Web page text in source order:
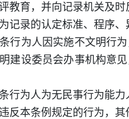
教育，并向记录机关及时
录的认定标准、程序、
为人因实施不文明行为
建设委员会办事机构意
为人为无民事行为能力
本条例规定的行为，其